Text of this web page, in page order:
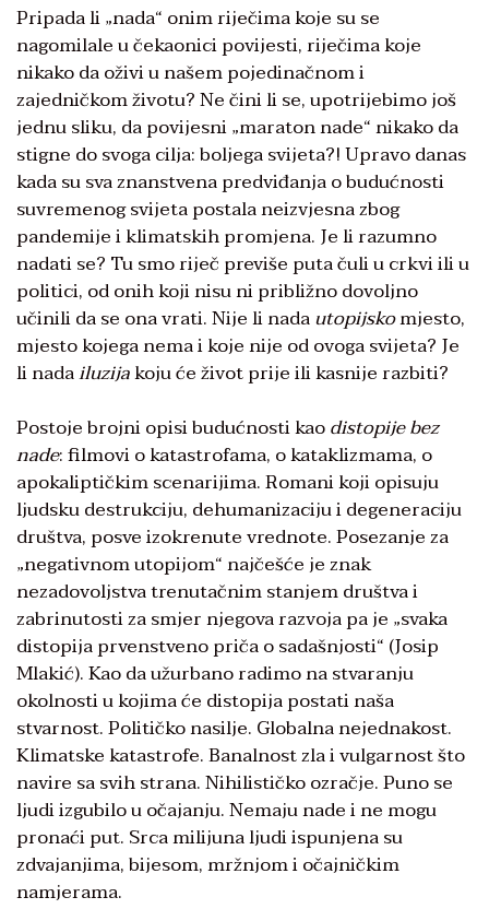
Pripada li „nada“ onim riječima koje su se
nagomilale u čekaonici povijesti, riječima koje
nikako da oživi u našem pojedinačnom i
zajedničkom životu? Ne čini li se, upotrijebimo još
jednu sliku, da povijesni „maraton nade“ nikako da
stigne do svoga cilja: boljega svijeta?! Upravo danas
kada su sva znanstvena predviđanja o budućnosti
suvremenog svijeta postala neizvjesna zbog
pandemije i klimatskih promjena. Je li razumno
nadati se? Tu smo riječ previše puta čuli u crkvi ili u
politici, od onih koji nisu ni približno dovoljno
učinili da se ona vrati. Nije li nadautopijskomjesto,
mjesto kojega nema i koje nije od ovoga svijeta? Je
li nadailuzijakoju će život prije ili kasnije razbiti?
Postoje brojni opisi budućnosti kaodistopije bez
nade: filmovi o katastrofama, o kataklizmama, o
apokaliptičkim scenarijima. Romani koji opisuju
ljudsku destrukciju, dehumanizaciju i degeneraciju
društva, posve izokrenute vrednote. Posezanje za
„negativnom utopijom“ najčešće je znak
nezadovoljstva trenutačnim stanjem društva i
zabrinutosti za smjer njegova razvoja pa je „svaka
distopija prvenstveno priča o sadašnjosti“ (Josip
Mlakić). Kao da užurbano radimo na stvaranju
okolnosti u kojima će distopija postati naša
stvarnost. Političko nasilje. Globalna nejednakost.
Klimatske katastrofe. Banalnost zla i vulgarnost što
navire sa svih strana. Nihilističko ozračje. Puno se
ljudi izgubilo u očajanju. Nemaju nade i ne mogu
pronaći put. Srca milijuna ljudi ispunjena su
zdvajanjima, bijesom, mržnjom i očajničkim
namjerama.